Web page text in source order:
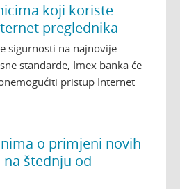
koji koriste
preglednika
sigurnosti na najnovije
standarde, Imex banka će
pristup Internet
o primjeni novih
štednju od